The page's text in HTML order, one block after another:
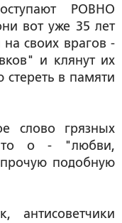
РОВНО
вот уже 35 лет
своих врагов -
и клянут их
стереть в памяти
слово грязных
то о - "любви,
подобную
антисоветчики